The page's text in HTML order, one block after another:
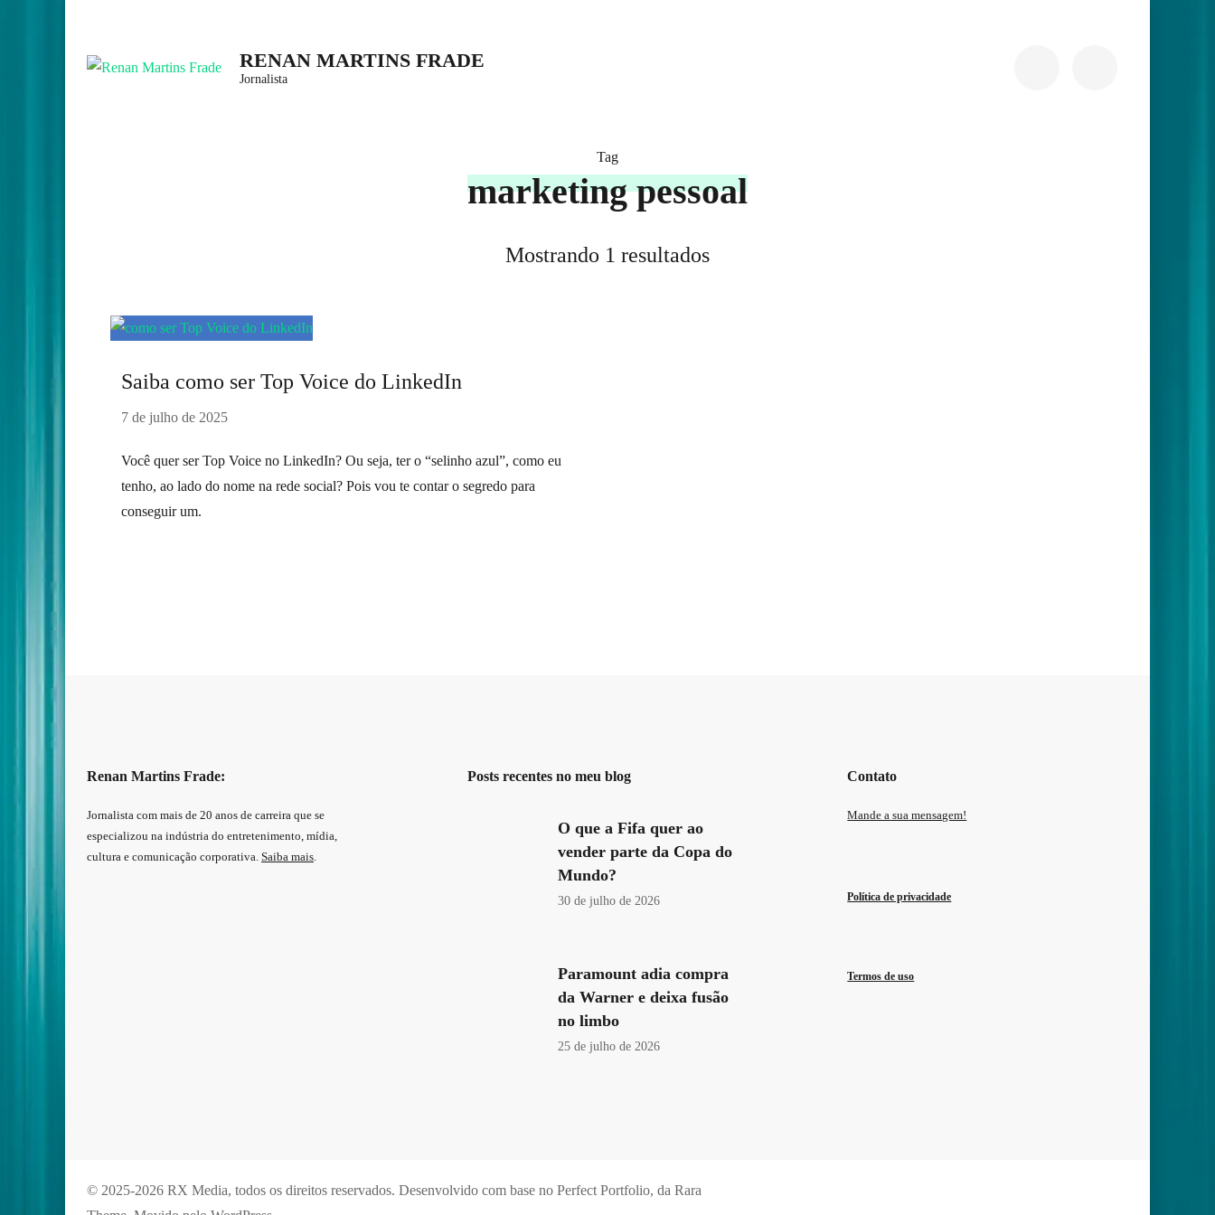
content
RENAN MARTINS FRADE
Jornalista
Tag
marketing pessoal
Mostrando 1 resultados
Saiba como ser Top Voice do LinkedIn
7 de julho de 2025
Você quer ser Top Voice no LinkedIn? Ou seja, ter o “selinho azul”, como eu
tenho, ao lado do nome na rede social? Pois vou te contar o segredo para
conseguir um.
Renan Martins Frade:
Jornalista com mais de 20 anos de carreira que se
especializou na indústria do entretenimento, mídia,
cultura e comunicação corporativa. Saiba mais.
Posts recentes no meu blog
O que a Fifa quer ao
vender parte da Copa do
Mundo?
30 de julho de 2026
Paramount adia compra
da Warner e deixa fusão
no limbo
25 de julho de 2026
Contato
Mande a sua mensagem!
Política de privacidade
Termos de uso
© 2025-2026 RX Media, todos os direitos reservados. Desenvolvido com base no Perfect Portfolio, da Rara